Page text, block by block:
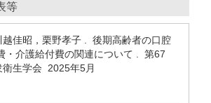
等
越佳昭，栗野孝子 . 後期高齢者の口腔
・介護給付費の関連について . 第67
衛生学会 2025年5月